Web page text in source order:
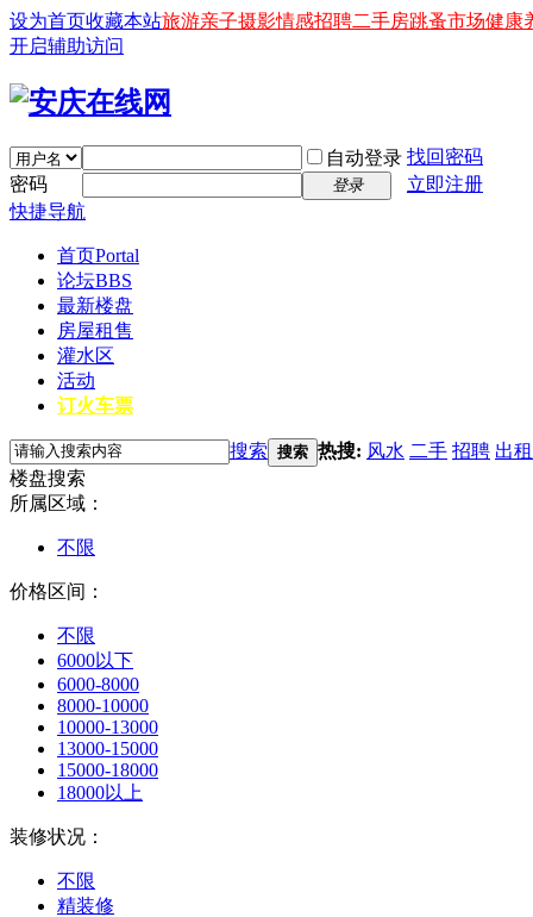
设为首页收藏本站旅游亲子摄影情感招聘二手房跳蚤市场健康
开启辅助访问
自动登录 找回密码
密码
登录
立即注册
快捷导航
首页Portal
论坛BBS
最新楼盘
房屋租售
灌水区
活动
订火车票
搜索 搜索 热搜: 风水 二手 招聘 出租
楼盘搜索
所属区域：
不限
价格区间：
不限
6000以下
6000-8000
8000-10000
10000-13000
13000-15000
15000-18000
18000以上
装修状况：
不限
精装修